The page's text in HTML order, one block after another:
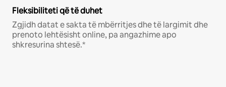
Fleksibiliteti që të duhet
Zgjidh datat e sakta të mbërritjes dhe të largimit dhe
prenoto lehtësisht online, pa angazhime apo
shkresurina shtesë.*